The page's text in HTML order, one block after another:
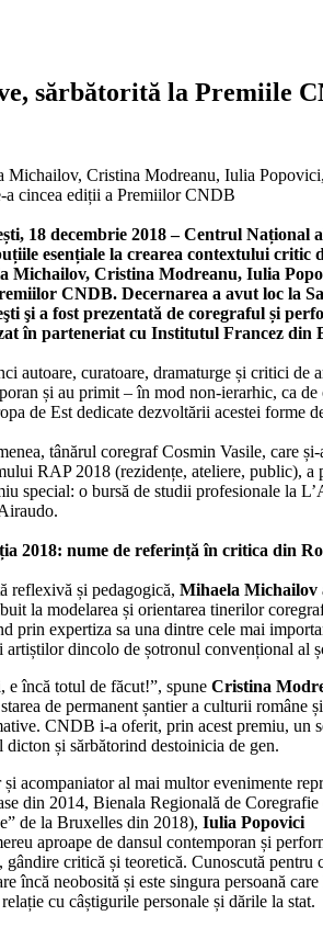
sărbătorită la Premiile
Michailov, Cristina Modreanu, Iulia
a cincea ediții a Premiilor CNDB
18 decembrie 2018 – Centrul Național
esențiale la crearea contextului critic
Michailov, Cristina Modreanu, Iulia
CNDB. Decernarea a avut loc la
şi a fost prezentată de coregraful și
în parteneriat cu Institutul Francez din
autoare, curatoare, dramaturge și critici de
și au primit – în mod non-ierarhic, ca
de Est dedicate dezvoltării acestei forme
tânărul coregraf Cosmin Vasile, care
RAP 2018 (rezidențe, ateliere, public),
special: o bursă de studii profesionale la
2018: nume de referință în critica din
reflexivă și pedagogică, Mihaela Michailov
la modelarea și orientarea tinerilor
prin expertiza sa una dintre cele mai
artiștilor dincolo de șotronul convențional al
e încă totul de făcut!”, spune Cristina
de permanent șantier a culturii române
CNDB i-a oferit, prin acest premiu, un
dicton și sărbătorind destoinicia de gen.
și acompaniator al mai multor evenimente
din 2014, Bienala Regională de
de la Bruxelles din 2018), Iulia Popovici
aproape de dansul contemporan și
gândire critică și teoretică. Cunoscută pentru
încă neobosită și este singura persoană
cu câștigurile personale și dările la stat.